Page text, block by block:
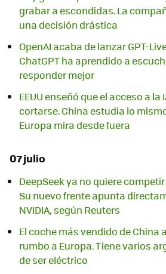
grabar a escondidas. La
una decisión drástica
OpenAI acaba de lanzar GPT-
ChatGPT ha aprendido a
responder mejor
EEUU enseñó que el acceso a
cortarse. China estudia lo
Europa mira desde fuera
07 julio
DeepSeek ya no quiere
Su nuevo frente apunta
NVIDIA, según Reuters
El coche más vendido de China
rumbo a Europa. Tiene varios
de ser eléctrico